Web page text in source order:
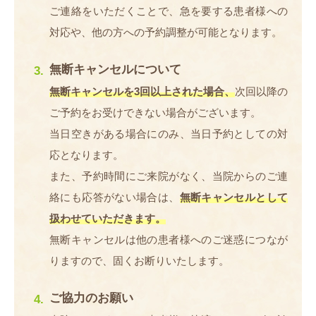
ご連絡をいただくことで、急を要する患者様への
対応や、他の方への予約調整が可能となります。
無断キャンセルについて
無断キャンセルを3回以上された場合、次回以降の
ご予約をお受けできない場合がございます。
当日空きがある場合にのみ、当日予約としての対
応となります。
また、予約時間にご来院がなく、当院からのご連
絡にも応答がない場合は、 無断キャンセルとして
扱わせていただきます。
無断キャンセルは他の患者様へのご迷惑につなが
りますので、固くお断りいたします。
ご協力のお願い